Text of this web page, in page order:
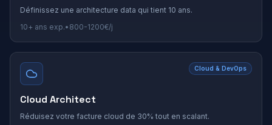
Définissez une architecture data qui tient 10 ans.
10+ ans exp.• 800-1200€/j
Cloud & DevOps
Cloud Architect
Réduisez votre facture cloud de 30% tout en scalant.